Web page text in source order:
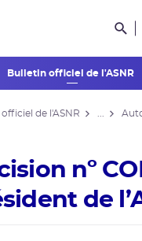
Bulletin officiel de l'ASNR
de l'ASNR
nº
de